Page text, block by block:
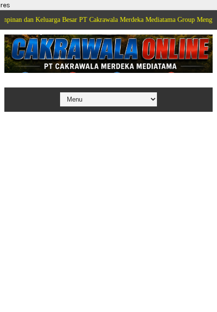
res
Keluarga Besar PT Cakrawala Merdeka Mediatama Group Mengucapkan